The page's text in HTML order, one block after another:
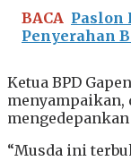
BACA Paslon
Penyerahan
Ketua BPD
menyampaikan,
“Musda ini